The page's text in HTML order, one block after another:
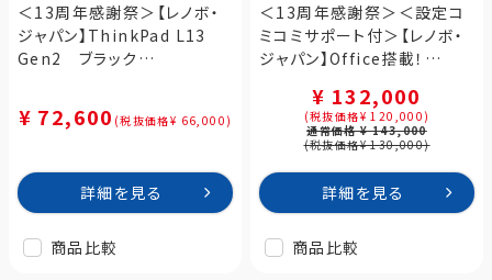
＜13周年感謝祭＞【レノボ・
ジャパン】ThinkPad L13
Gen2 ブラック
¥ 72,600 (税抜価格¥ 66,000)
詳細を見る
商品比較
＜13周年感謝祭＞＜設定コ
ミコミサポート付＞【レノボ・
ジャパン】Office搭載！
(83A100LAJP)
¥ 132,000
(税抜価格¥ 120,000)
通常価格 ¥ 143,000
(税抜価格¥ 130,000)
詳細を見る
商品比較